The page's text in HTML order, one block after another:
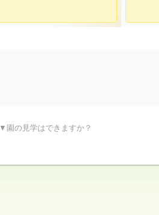
▼園の見学はできますか？